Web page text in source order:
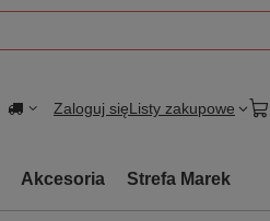
Zaloguj sięListy zakupowe
Akcesoria Strefa Marek